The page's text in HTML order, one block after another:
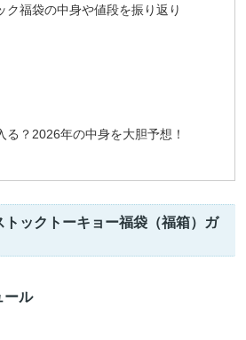
ク福袋の中身や値段を振り返り
る？2026年の中身を大胆予想！
トックトーキョー福袋（福箱）ガ
ール